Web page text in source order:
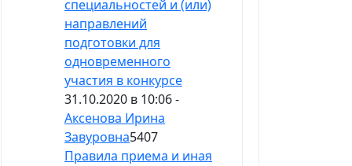
специальностей и (или)
направлений
подготовки для
одновременного
участия в конкурсе
31.10.2020 в 10:06 -
Аксенова Ирина
Завуровна5407
Правила приема и иная